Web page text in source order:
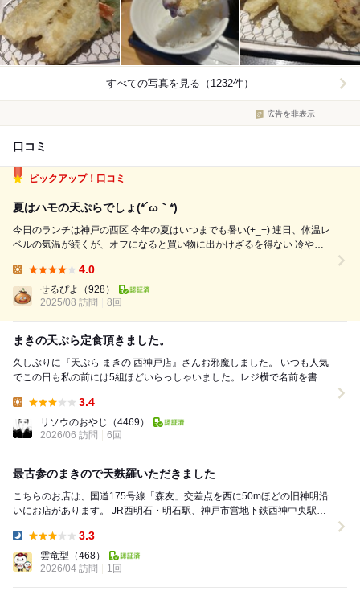
すべての写真を見る（1232件）
広告を非表示
口コミ
ピックアップ！口コミ
夏はハモの天ぷらでしょ(*´ω｀*)
今日のランチは神戸の西区 今年の夏はいつまでも暑い(+_+) 連日、体温レ
ベルの気温が続くが、オフになると買い物に出かけざるを得ない 冷やし
(´；ω；`) いきなりランチ難民になってしまった とりあえず車を走らせな
がら、代...
4.0
せるぴよ
（928）
2025/08 訪問
8回
まきの天ぷら定食頂きました。
久しぶりに『天ぷら まきの 西神戸店』さんお邪魔しました。 いつも人気
でこの日も私の前には5組ほどいらっしゃいました。レジ横で名前を書い
3.4
リソウのおやじ
（4469）
2026/06 訪問
6回
最古参のまきので天麩羅いただきました
こちらのお店は、国道175号線「森友」交差点を西に50mほどの旧神明沿
いにお店があります。 JR西明石・明石駅、神戸市営地下鉄西神中央駅か
3.3
雲竜型 （468）
2026/04 訪問
1回